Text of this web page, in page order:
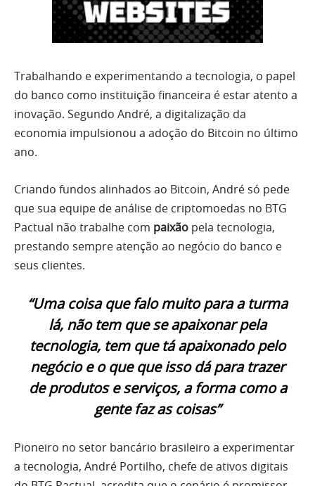
Trabalhando e experimentando a tecnologia, o papel
do banco como instituição financeira é estar atento a
inovação. Segundo André, a digitalização da
economia impulsionou a adoção do Bitcoin no último
ano.
Criando fundos alinhados ao Bitcoin, André só pede
que sua equipe de análise de criptomoedas no BTG
Pactual não trabalhe com paixão pela tecnologia,
prestando sempre atenção ao negócio do banco e
seus clientes.
“Uma coisa que falo muito para a turma
lá, não tem que se apaixonar pela
tecnologia, tem que tá apaixonado pelo
negócio e o que que isso dá para trazer
de produtos e serviços, a forma como a
gente faz as coisas”
Pioneiro no setor bancário brasileiro a experimentar
a tecnologia, André Portilho, chefe de ativos digitais